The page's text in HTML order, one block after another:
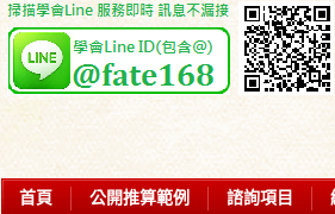
首頁 公開推算範例 諮詢項目